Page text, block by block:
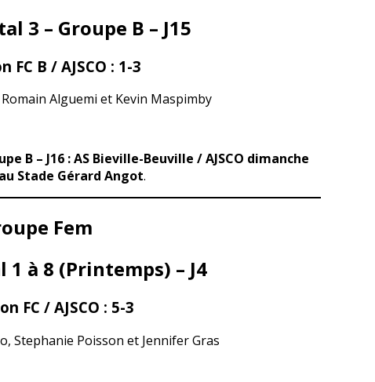
3 – Groupe B – J15
FC B / AJSCO : 1-3
Alguemi et Kevin Maspimby
B – J16 : AS Bieville-Beuville / AJSCO dimanche
Stade Gérard Angot.
Fem
à 8 (Printemps) – J4
FC / AJSCO : 5-3
Stephanie Poisson et Jennifer Gras